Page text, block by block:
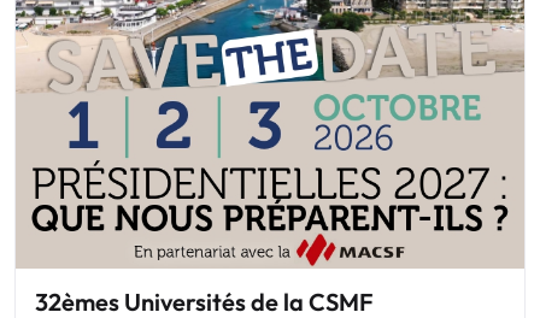
32èmes Universités de la CSMF